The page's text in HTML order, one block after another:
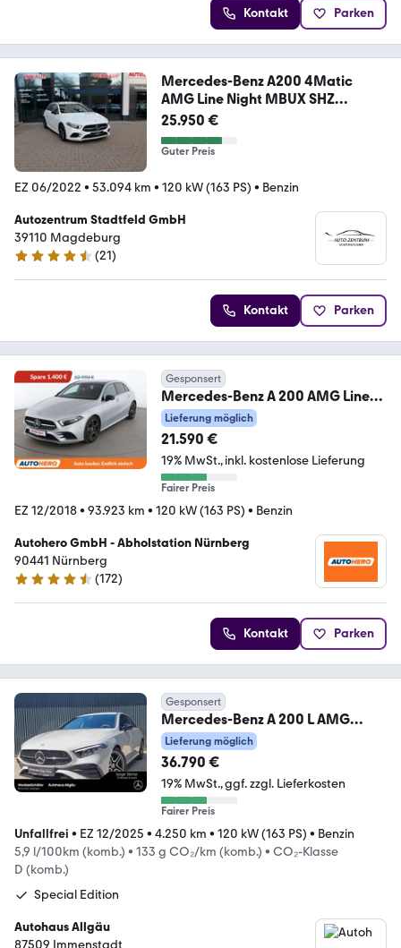
Kontakt Parken
Mercedes-Benz A200 4Matic
AMG Line Night MBUX SHZ
Ambiente LED
25.950 €
Guter Preis
EZ 06/2022 • 53.094 km • 120 kW (163 PS) • Benzin
Autozentrum Stadtfeld GmbH
39110 Magdeburg
4.7 Sterne
(21)
Kontakt Parken
Gesponsert
Mercedes-Benz A 200 AMG Line
Aut.
*NAVI*VC*LED*360°*BURMESTER
Lieferung möglich
21.590 €
19% MwSt. inkl. kostenlose Lieferung
Fairer Preis
EZ 12/2018• 93.923 km • 120 kW (163 PS) • Benzin
Autohero GmbH - Abholstation Nürnberg
90441 Nürnberg
4.5 Sterne
(172)
Kontakt Parken
Gesponsert
Mercedes-Benz A 200 L AMG
Night Special Ed. Distr Standhz
AHK
Lieferung möglich
36.790 €
19% MwSt. ggf. zzgl. Lieferkosten
Fairer Preis
Unfallfrei • EZ 12/2025 • 4.250 km • 120 kW (163 PS) • Benzin
5,9 l/100km (komb.) • 133 g CO₂/km (komb.) • CO₂-Klasse
D (komb.)
Special Edition
Autohaus Allgäu